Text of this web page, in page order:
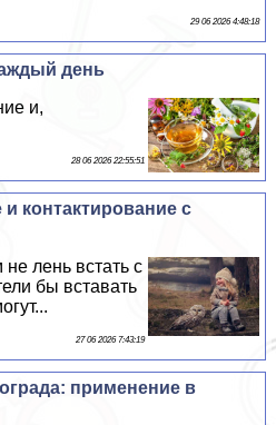
29 06 2026 4:48:18
день
и,
28 06 2026 22:55:51
контактирование с
лень встать с
бы вставать
27 06 2026 7:43:19
применение в